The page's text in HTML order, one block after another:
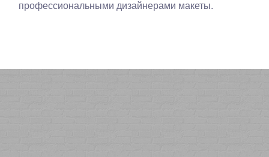
профессиональными дизайнерами макеты.